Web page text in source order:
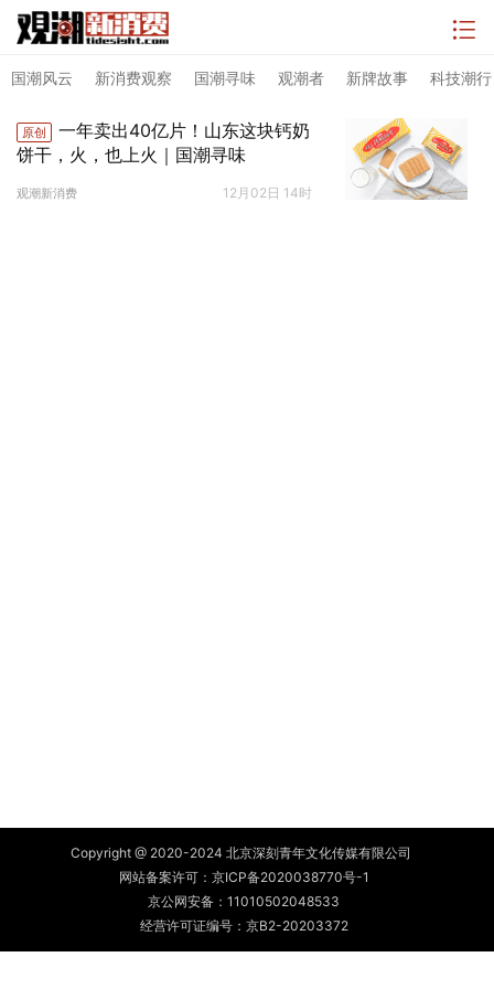
国潮风云 新消费观察 国潮寻味 观潮者 新牌故事 科技潮行
原创
一年卖出40亿片！山东这块钙奶
饼干，火，也上火｜国潮寻味
观潮新消费 12月02日 14时
Copyright @ 2020-2024 北京深刻青年文化传媒有限公司
网站备案许可： 京ICP备2020038770号-1
京公网安备： 11010502048533
经营许可证编号：京B2-20203372